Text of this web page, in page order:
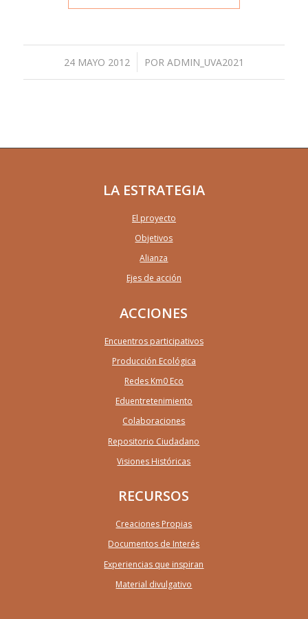
24 MAYO 2012
/ POR ADMIN_UVA2021
LA ESTRATEGIA
El proyecto
Objetivos
Alianza
Ejes de acción
ACCIONES
Encuentros participativos
Producción Ecológica
Redes Km0 Eco
Eduentretenimiento
Colaboraciones
Repositorio Ciudadano
Visiones Históricas
RECURSOS
Creaciones Propias
Documentos de Interés
Experiencias que inspiran
Material divulgativo